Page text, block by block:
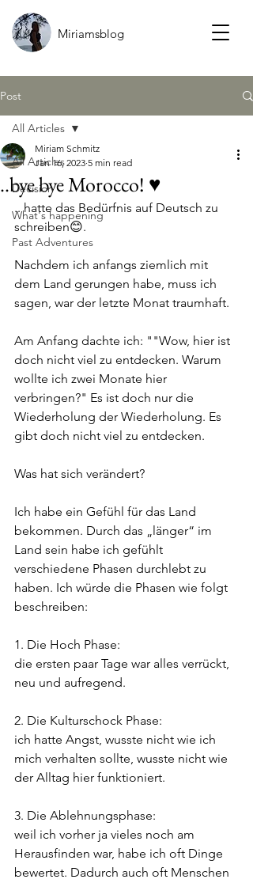
Miriamsblog
Post
All Articles
Decision
What's happening
Past Adventures
All Articles
..bye bye Morocco! ♥
Miriam Schmitz
Jan 16, 2023 5 min read
.. hatte das Bedürfnis auf Deutsch zu
schreiben😊.
Nachdem ich anfangs ziemlich mit
dem Land gerungen habe, muss ich
sagen, war der letzte Monat traumhaft.
Am Anfang dachte ich: ""Wow, hier ist
doch nicht viel zu entdecken. Warum
wollte ich zwei Monate hier
verbringen?" Es ist doch nur die
Wiederholung der Wiederholung. Es
gibt doch nicht viel zu entdecken.
Was hat sich verändert?
Ich habe ein Gefühl für das Land
bekommen. Durch das „länger“ im
Land sein habe ich gefühlt
verschiedene Phasen durchlebt zu
haben. Ich würde die Phasen wie folgt
beschreiben:
1. Die Hoch Phase:
die ersten paar Tage war alles verrückt,
neu und aufregend.
2. Die Kulturschock Phase:
ich hatte Angst, wusste nicht wie ich
mich verhalten sollte, wusste nicht wie
der Alltag hier funktioniert.
3. Die Ablehnungsphase:
weil ich vorher ja vieles noch am
Herausfinden war, habe ich oft Dinge
bewertet. Dadurch auch oft Menschen